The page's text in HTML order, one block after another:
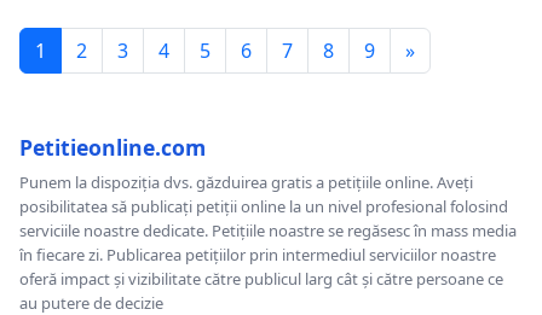
1 2 3 4 5 6 7 8 9 »
Petitieonline.com
Punem la dispoziția dvs. găzduirea gratis a petițiile online. Aveți
posibilitatea să publicați petiții online la un nivel profesional folosind
serviciile noastre dedicate. Petițiile noastre se regăsesc în mass media
în fiecare zi. Publicarea petițiilor prin intermediul serviciilor noastre
oferă impact și vizibilitate către publicul larg cât și către persoane ce
au putere de decizie